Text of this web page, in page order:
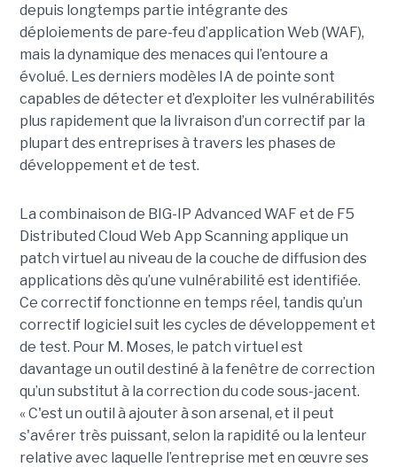
depuis longtemps partie intégrante des
déploiements de pare-feu d’application Web (WAF),
mais la dynamique des menaces qui l’entoure a
évolué. Les derniers modèles IA de pointe sont
capables de détecter et d’exploiter les vulnérabilités
plus rapidement que la livraison d’un correctif par la
plupart des entreprises à travers les phases de
développement et de test.
La combinaison de BIG-IP Advanced WAF et de F5
Distributed Cloud Web App Scanning applique un
patch virtuel au niveau de la couche de diffusion des
applications dès qu’une vulnérabilité est identifiée.
Ce correctif fonctionne en temps réel, tandis qu’un
correctif logiciel suit les cycles de développement et
de test. Pour M. Moses, le patch virtuel est
davantage un outil destiné à la fenêtre de correction
qu’un substitut à la correction du code sous-jacent.
« C'est un outil à ajouter à son arsenal, et il peut
s'avérer très puissant, selon la rapidité ou la lenteur
relative avec laquelle l’entreprise met en œuvre ses